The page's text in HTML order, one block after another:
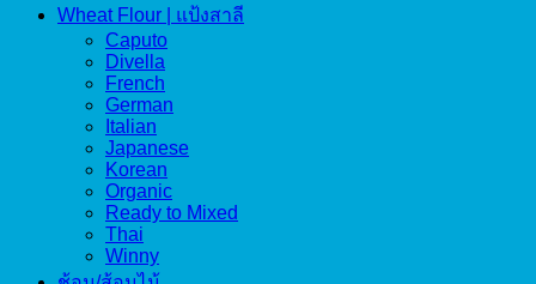
Wheat Flour | แป้งสาลี
Caputo
Divella
French
German
Italian
Japanese
Korean
Organic
Ready to Mixed
Thai
Winny